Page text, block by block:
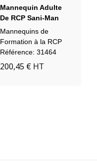
Mannequin Adulte
De RCP Sani-Man
Mannequins de
Formation à la RCP
Référence: 31464
200,45 € HT